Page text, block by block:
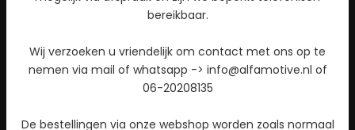
Stuur een WhatsApp bericht!
bereikbaar.
Wij verzoeken u vriendelijk om contact met ons op te
nemen via mail of whatsapp -> info@alfamotive.nl of
06-20208135
De bestellingen via onze webshop worden zoals normaal